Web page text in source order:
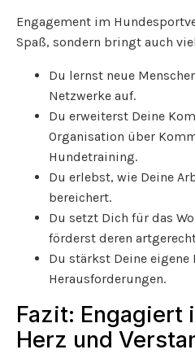
Engagement im
Spaß, sondern bringt auch
Du lernst neue
Netzwerke auf.
Du erweiterst Deine
Organisation über
Hundetraining.
Du erlebst, wie Deine
bereichert.
Du setzt Dich für das
förderst deren
Du stärkst Deine
Herausforderungen.
Fazit: Engagiert
Herz und